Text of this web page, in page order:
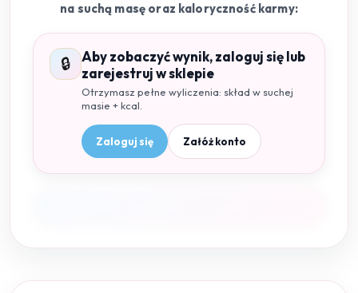
na suchą masę oraz kaloryczność karmy:
🔒
Aby zobaczyć wynik, zaloguj się lub
zarejestruj w sklepie
Otrzymasz pełne wyliczenia: skład w suchej
masie + kcal.
Zaloguj się Załóż konto